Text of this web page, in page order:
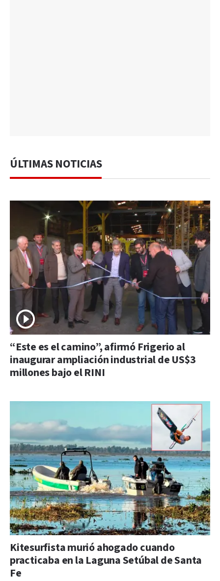
ÚLTIMAS NOTICIAS
“Este es el camino”, afirmó Frigerio al
inaugurar ampliación industrial de US$3
millones bajo el RINI
Kitesurfista murió ahogado cuando
practicaba en la Laguna Setúbal de Santa
Fe